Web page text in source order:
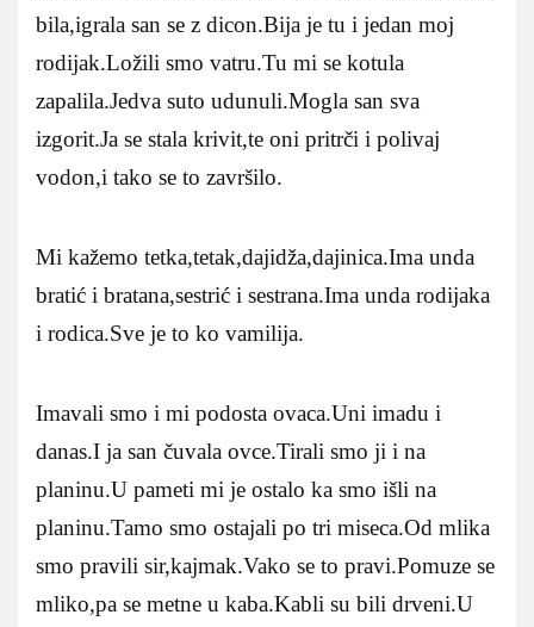
bila,igrala san se z dicon.Bija je tu i jedan moj
rodijak.Ložili smo vatru.Tu mi se kotula
zapalila.Jedva suto udunuli.Mogla san sva
izgorit.Ja se stala krivit,te oni pritrči i polivaj
vodon,i tako se to završilo.
Mi kažemo tetka,tetak,dajidža,dajinica.Ima unda
bratić i bratana,sestrić i sestrana.Ima unda rodijaka
i rodica.Sve je to ko vamilija.
Imavali smo i mi podosta ovaca.Uni imadu i
danas.I ja san čuvala ovce.Tirali smo ji i na
planinu.U pameti mi je ostalo ka smo išli na
planinu.Tamo smo ostajali po tri miseca.Od mlika
smo pravili sir,kajmak.Vako se to pravi.Pomuze se
mliko,pa se metne u kaba.Kabli su bili drveni.U